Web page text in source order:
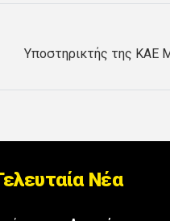
Υποστηρικτής της ΚΑΕ
Νέα